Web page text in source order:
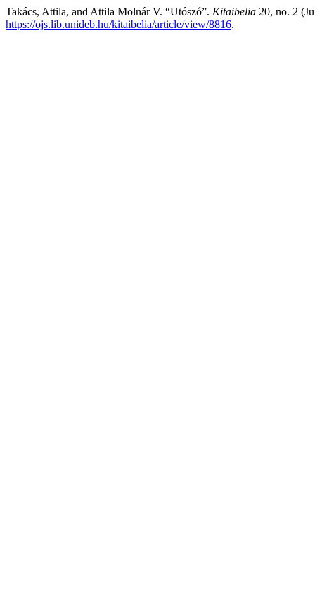
Takács, Attila, and Attila Molnár V. “Utószó”. Kitaibelia 20, no. 2
https://ojs.lib.unideb.hu/kitaibelia/article/view/8816.